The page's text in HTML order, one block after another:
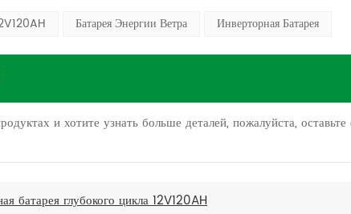
Батарея Энергии Ветра Инверторная Батарея
и хотите узнать больше деталей, пожалуйста,
батарея глубокого цикла 12V120AH